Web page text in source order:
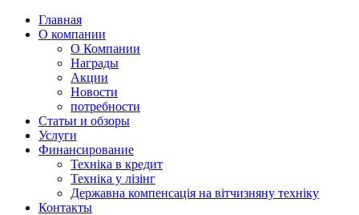
Главная
О компании
О Компании
Награды
Акции
Новости
потребности
Статьи и обзоры
Услуги
Финансирование
Техніка в кредит
Техніка у лізінг
Державна компенсація на вітчизняну техніку
Контакты